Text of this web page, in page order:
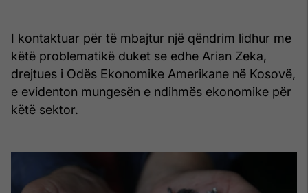
I kontaktuar për të mbajtur një qëndrim lidhur me
këtë problematikë duket se edhe Arian Zeka,
drejtues i Odës Ekonomike Amerikane në Kosovë,
e evidenton mungesën e ndihmës ekonomike për
këtë sektor.